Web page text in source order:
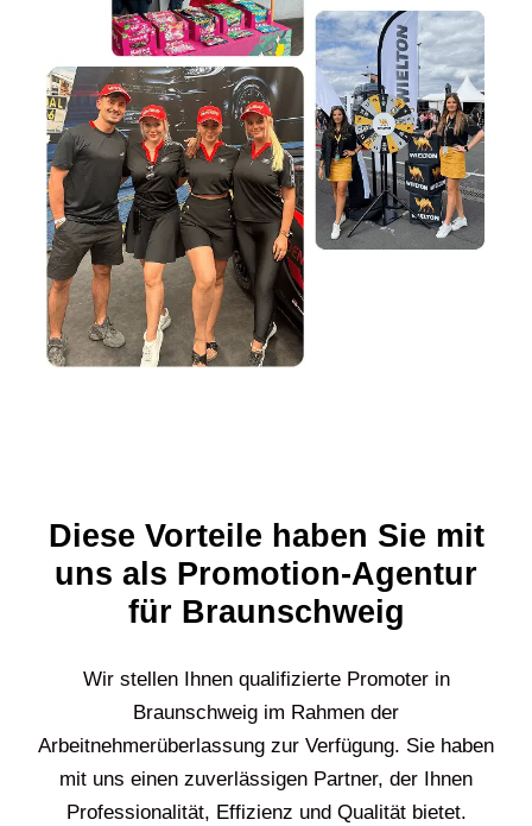
Diese Vorteile haben Sie mit
uns als Promotion-Agentur
für Braunschweig
Wir stellen Ihnen qualifizierte Promoter in
Braunschweig im Rahmen der
Arbeitnehmerüberlassung zur Verfügung. Sie haben
mit uns einen zuverlässigen Partner, der Ihnen
Professionalität, Effizienz und Qualität bietet.